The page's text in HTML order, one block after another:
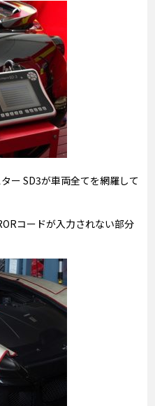
ー SD3が車両全てを網羅して
コードが入力されない部分